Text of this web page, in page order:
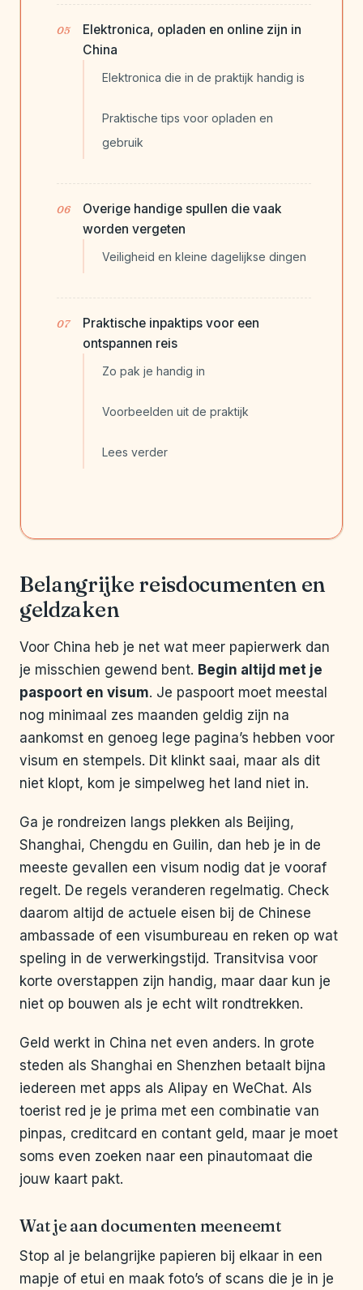
Elektronica, opladen en online zijn in
China
Elektronica die in de praktijk handig is
Praktische tips voor opladen en
gebruik
Overige handige spullen die vaak
worden vergeten
Veiligheid en kleine dagelijkse dingen
Praktische inpaktips voor een
ontspannen reis
Zo pak je handig in
Voorbeelden uit de praktijk
Lees verder
Belangrijke reisdocumenten en
geldzaken
Voor China heb je net wat meer papierwerk dan
je misschien gewend bent. Begin altijd met je
paspoort en visum. Je paspoort moet meestal
nog minimaal zes maanden geldig zijn na
aankomst en genoeg lege pagina’s hebben voor
visum en stempels. Dit klinkt saai, maar als dit
niet klopt, kom je simpelweg het land niet in.
Ga je rondreizen langs plekken als Beijing,
Shanghai, Chengdu en Guilin, dan heb je in de
meeste gevallen een visum nodig dat je vooraf
regelt. De regels veranderen regelmatig. Check
daarom altijd de actuele eisen bij de Chinese
ambassade of een visumbureau en reken op wat
speling in de verwerkingstijd. Transitvisa voor
korte overstappen zijn handig, maar daar kun je
niet op bouwen als je echt wilt rondtrekken.
Geld werkt in China net even anders. In grote
steden als Shanghai en Shenzhen betaalt bijna
iedereen met apps als Alipay en WeChat. Als
toerist red je je prima met een combinatie van
pinpas, creditcard en contant geld, maar je moet
soms even zoeken naar een pinautomaat die
jouw kaart pakt.
Wat je aan documenten meeneemt
Stop al je belangrijke papieren bij elkaar in een
mapje of etui en maak foto’s of scans die je in je